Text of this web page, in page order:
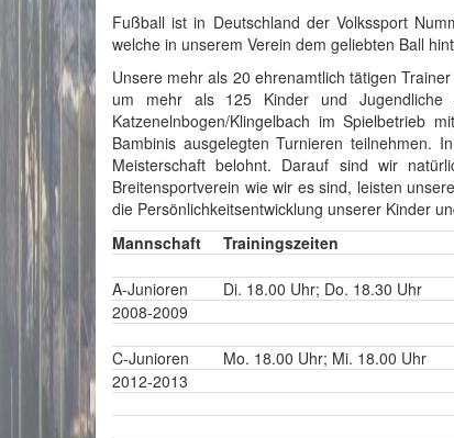
Fußball ist in Deutschland der Volkssport
welche in unserem Verein dem geliebten Ball
Unsere mehr als 20 ehrenamtlich tätigen
um mehr als 125 Kinder und
Katzenelnbogen/Klingelbach im Spielbetrieb
Bambinis ausgelegten Turnieren teilnehmen.
Meisterschaft belohnt. Darauf sind wir
Breitensportverein wie wir es sind, leisten
die Persönlichkeitsentwicklung unserer Kinder
Mannschaft
Trainingszeiten
A-Junioren Di. 18.00 Uhr; Do. 18.30 Uhr
2008-2009
C-Junioren Mo. 18.00 Uhr; Mi. 18.00 Uhr
2012-2013